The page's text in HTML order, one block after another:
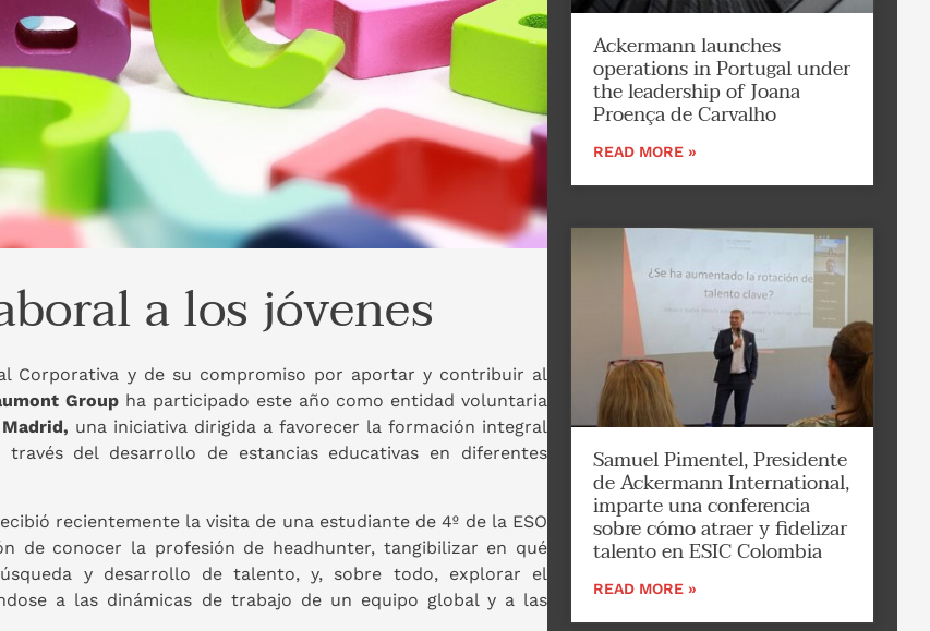
a los jóvenes
Corporativa y de su compromiso por aportar y contribuir al
Group ha participado este año como entidad voluntaria
una iniciativa dirigida a favorecer la formación integral
del desarrollo de estancias educativas en diferentes
recientemente la visita de una estudiante de 4º de la ESO
de conocer la profesión de headhunter, tangibilizar en qué
y desarrollo de talento, y, sobre todo, explorar el
a las dinámicas de trabajo de un equipo global y a las
Ackermann launches
operations in Portugal under
the leadership of Joana
Proença de Carvalho
READ MORE »
Samuel Pimentel, Presidente
de Ackermann International,
imparte una conferencia
sobre cómo atraer y fidelizar
talento en ESIC Colombia
READ MORE »